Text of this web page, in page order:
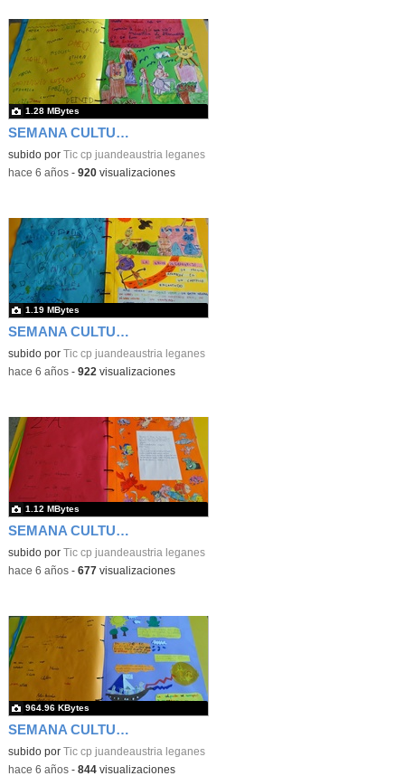
SEMANA CULTURAL DE LOS CUENTOS 43
subido por Tic cp juandeaustria leganes
1.28 MBytes
-hace 6 años- 920visualizaciones
SEMANA CULTURAL DE LOS CUENTOS 44
subido por Tic cp juandeaustria leganes
1.19 MBytes
-hace 6 años- 922 visualizaciones
SEMANA CULTURAL DE LOS CUENTOS 45
subido por Tic cp juandeaustria leganes
1.12 MBytes
-hace 6 años- 677visualizaciones
SEMANA CULTURAL DE LOS CUENTOS 46
subido por Tic cp juandeaustria leganes
964.96 KBytes
-hace 6 años- 844visualizaciones